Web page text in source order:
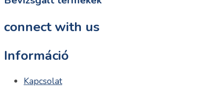
connect with us
Információ
Kapcsolat